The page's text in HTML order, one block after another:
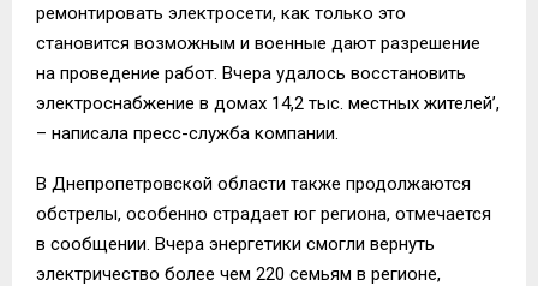
ремонтировать электросети, как только это
становится возможным и военные дают разрешение
на проведение работ. Вчера удалось восстановить
электроснабжение в домах 14,2 тыс. местных жителей’,
– написала пресс-служба компании.
В Днепропетровской области также продолжаются
обстрелы, особенно страдает юг региона, отмечается
в сообщении. Вчера энергетики смогли вернуть
электричество более чем 220 семьям в регионе,